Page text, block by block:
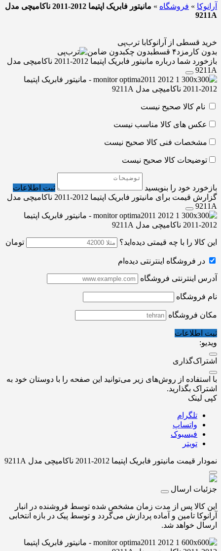
آرانوکا » فروشگاه »
مانیتور فابریک اپتیما 2012-2011 ناکامیچی مدل
9211A
خرید قسطی از آرانوکابا ترب‌پی
بدون کارمزد۴ قسط بدون چکبدون ضامن
بازخورد شما درباره مانیتور فابریک اپتیما 2012-2011 ناکامیچی مدل
9211A
نام کالا صحیح نیست
عکس های کالا مناسب نیست
مشخصات فنی کالا صحیح نیست
توضیحات کالا صحیح نیست
بازخورد خود را بنویسید
ثبت اطلاعات
گزارش قیمت برای مانیتور فابریک اپتیما 2012-2011 ناکامیچی مدل
9211A
این کالا را با چه قیمتی دیده‌اید؟ تومان
در فروشگاه اینترنتی دیده‌ام
آدرس اینترنتی فروشگاه
نام فروشگاه
مکان فروشگاه
ثبت اطلاعات
ویدیو:
اشتراک‌گذاری
با استفاده از روش‌های زیر می‌توانید این صفحه را با دوستان خود به
اشتراک بگذارید.
کپی لینک
تلگرام
واتساپ
فیسبوک
تویتر
نمودار قیمت مانیتور فابریک اپتیما 2012-2011 ناکامیچی مدل 9211A
جزئیات ارسال
این کالا پس از مدت زمان مشخص شده توسط فروشنده در انبار
آرانوکا تامین و آماده پردازش می‌گردد و توسط پیک در بازه انتخابی
ارسال خواهد شد.